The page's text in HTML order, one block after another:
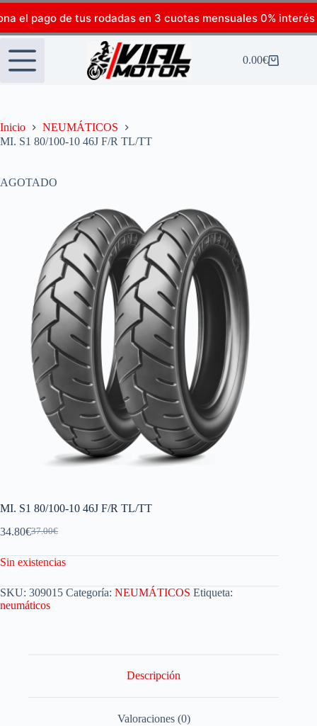
el pago de tus rodadas en 3 cuotas mensuales 0% interés
0.00€
Inicio
NEUMÁTICOS
MI. S1 80/100-10 46J F/R TL/TT
AGOTADO
MI. S1 80/100-10 46J F/R TL/TT
37.00€
34.80€
Sin existencias
SKU: 309015 Categoría: NEUMÁTICOS Etiqueta:
neumáticos
Descripción
Valoraciones (0)